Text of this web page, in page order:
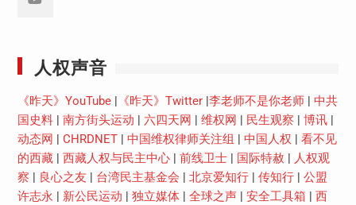
人权声音
《昨天》YouTube| 《昨天》Twitter| 李老师不是你老师| 中共
国史料| 南方街头运动 六四天网 维权网 民生观察 博讯|
动态网
CHRDNET| 中国维权律师关注组 中国人权
看不见
的西藏| 西藏人权与民主中心| 前线卫士| 国际特赦
人权观
察
良心之友 台湾民主基金会 北京爱知行| 传知行| 公盟
许志永
新公民运动 独立媒体| 全球之声| 安全工具箱
西